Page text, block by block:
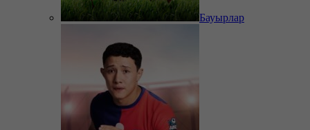
Бауырлар